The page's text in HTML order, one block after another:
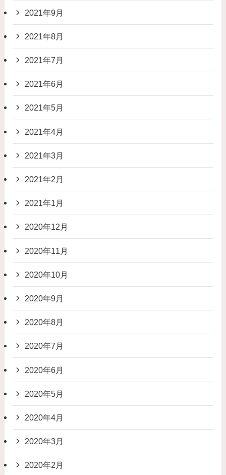
2021年9月
2021年8月
2021年7月
2021年6月
2021年5月
2021年4月
2021年3月
2021年2月
2021年1月
2020年12月
2020年11月
2020年10月
2020年9月
2020年8月
2020年7月
2020年6月
2020年5月
2020年4月
2020年3月
2020年2月